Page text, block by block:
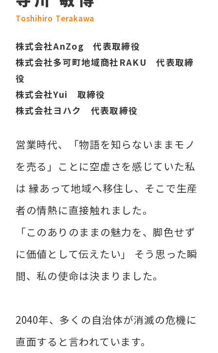
Toshihiro Terakawa
株式会社AnZog 代表取締役
株式会社多可町地域商社RAKU 代表取締
役
株式会社Yui 取締役
株式会社ヨハク 代表取締役
営業時代、「物語を知らないままモノ
を売る」ことに空虚さを感じていた私
は 縁あって地域へ移住し、そこで生産
者の情熱に直接触れました。
「このありのままの魅力を、脚色せず
に価値として伝えたい」 そう思った瞬
間、私の使命は決まりました。
2040年、多くの自治体が消滅の危機に
直面すると言われています。